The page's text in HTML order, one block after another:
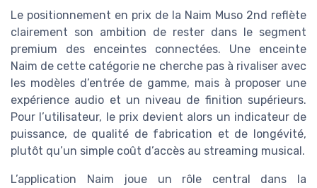
Le positionnement en prix de la Naim Muso 2nd reflète
clairement son ambition de rester dans le segment
premium des enceintes connectées. Une enceinte
Naim de cette catégorie ne cherche pas à rivaliser avec
les modèles d’entrée de gamme, mais à proposer une
expérience audio et un niveau de finition supérieurs.
Pour l’utilisateur, le prix devient alors un indicateur de
puissance, de qualité de fabrication et de longévité,
plutôt qu’un simple coût d’accès au streaming musical.
L’application Naim joue un rôle central dans la